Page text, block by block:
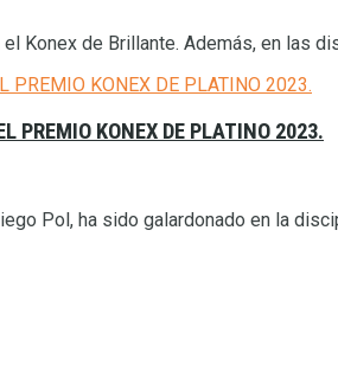
Konex de Brillante. Además, en las
PREMIO KONEX DE PLATINO 2023.
Pol, ha sido galardonado en la